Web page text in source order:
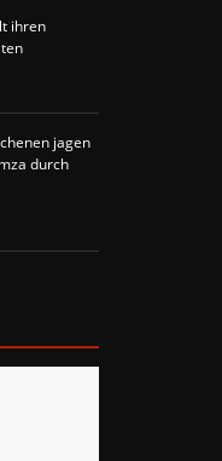
ihren
jagen
durch